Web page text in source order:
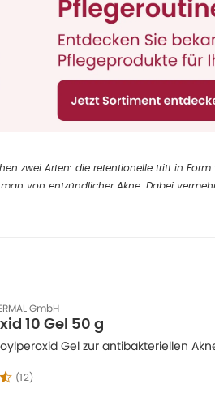
zwei Arten: die retentionelle tritt in
von entzündlicher Akne. Dabei
GmbH
10 Gel 50 g
Gel zur antibakteriellen
(12)